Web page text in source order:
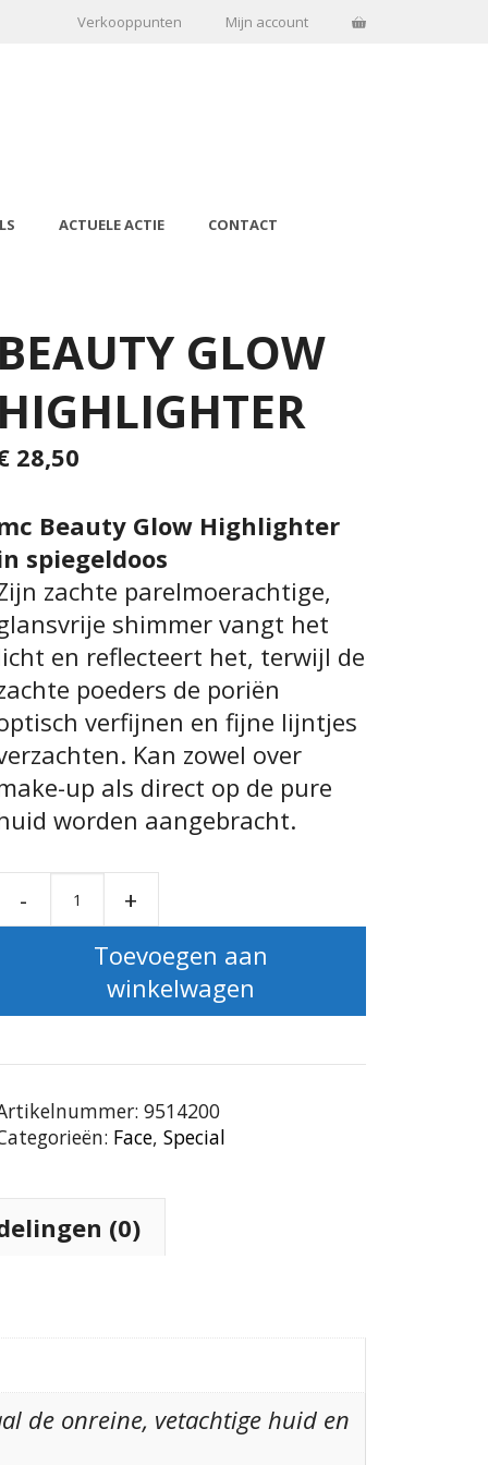
Verkooppunten Mijn account
ACTUELE ACTIE CONTACT
BEAUTY GLOW
HIGHLIGHTER
28,50
Beauty Glow Highlighter
spiegeldoos
zachte parelmoerachtige,
shimmer vangt het
en reflecteert het, terwijl de
poeders de poriën
verfijnen en fijne lijntjes
Kan zowel over
up als direct op de pure
worden aangebracht.
-
Beauty Glow Highlighter aantal
+
Toevoegen aan
winkelwagen
9514200
Face, Special
(0)
de onreine, vetachtige huid en
WINKELWAGEN